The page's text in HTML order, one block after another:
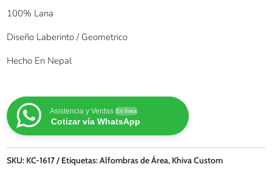
100% Lana
Diseño Laberinto / Geometrico
Hecho En Nepal
Asistencia y Ventas En línea
Cotizar vía WhatsApp
SKU: KC-1617 Etiquetas:Alfombras de Área, Khiva Custom